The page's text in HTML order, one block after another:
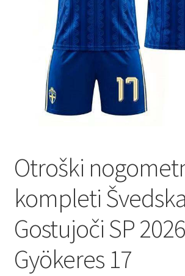
Zaključek nakupa
Otroški
kompleti Švedska
Gostujoči SP
Gyökeres 17